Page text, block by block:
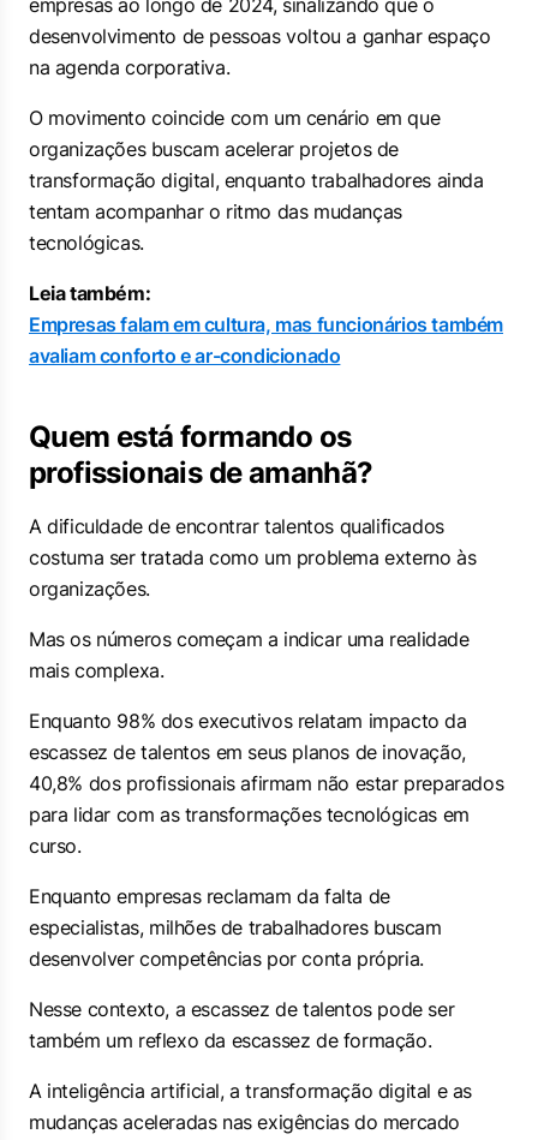
empresas ao longo de 2024, sinalizando que o
desenvolvimento de pessoas voltou a ganhar espaço
na agenda corporativa.
O movimento coincide com um cenário em que
organizações buscam acelerar projetos de
transformação digital, enquanto trabalhadores ainda
tentam acompanhar o ritmo das mudanças
tecnológicas.
Leia também:
Empresas falam em cultura, mas funcionários também
avaliam conforto e ar-condicionado
Quem está formando os
profissionais de amanhã?
A dificuldade de encontrar talentos qualificados
costuma ser tratada como um problema externo às
organizações.
Mas os números começam a indicar uma realidade
mais complexa.
Enquanto 98% dos executivos relatam impacto da
escassez de talentos em seus planos de inovação,
40,8% dos profissionais afirmam não estar preparados
para lidar com as transformações tecnológicas em
curso.
Enquanto empresas reclamam da falta de
especialistas, milhões de trabalhadores buscam
desenvolver competências por conta própria.
Nesse contexto, a escassez de talentos pode ser
também um reflexo da escassez de formação.
A inteligência artificial, a transformação digital e as
mudanças aceleradas nas exigências do mercado